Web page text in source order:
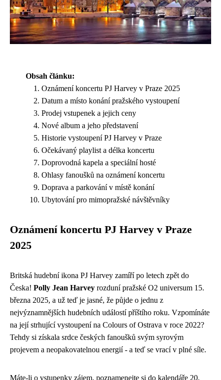
Obsah článku:
Oznámení koncertu PJ Harvey v Praze 2025
Datum a místo konání pražského vystoupení
Prodej vstupenek a jejich ceny
Nové album a jeho představení
Historie vystoupení PJ Harvey v Praze
Očekávaný playlist a délka koncertu
Doprovodná kapela a speciální hosté
Ohlasy fanoušků na oznámení koncertu
Doprava a parkování v místě konání
Ubytování pro mimopražské návštěvníky
Oznámení koncertu PJ Harvey v Praze
2025
Britská hudební ikona PJ Harvey zamíří po letech zpět do
Česka! Polly Jean Harvey rozduní pražské O2 universum 15.
března 2025, a už teď je jasné, že půjde o jednu z
nejvýznamnějších hudebních událostí příštího roku. Vzpomínáte
na její strhující vystoupení na Colours of Ostrava v roce 2022?
Tehdy si získala srdce českých fanoušků svým syrovým
projevem a neopakovatelnou energií - a teď se vrací v plné síle.
Máte-li o vstupenky zájem, poznamenejte si do kalendáře 20.